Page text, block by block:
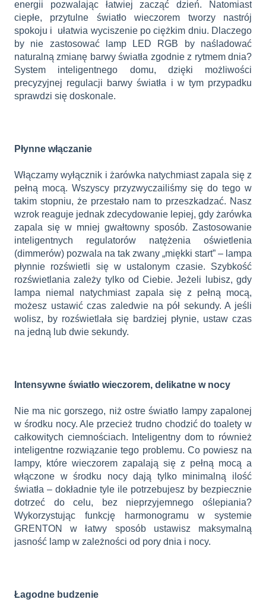
energii pozwalając łatwiej zacząć dzień. Natomiast
ciepłe, przytulne światło wieczorem tworzy nastrój
spokoju i ułatwia wyciszenie po ciężkim dniu. Dlaczego
by nie zastosować lamp LED RGB by naśladować
naturalną zmianę barwy światła zgodnie z rytmem dnia?
System inteligentnego domu, dzięki możliwości
precyzyjnej regulacji barwy światła i w tym przypadku
sprawdzi się doskonale.
Płynne włączanie
Włączamy wyłącznik i żarówka natychmiast zapala się z
pełną mocą. Wszyscy przyzwyczailiśmy się do tego w
takim stopniu, że przestało nam to przeszkadzać. Nasz
wzrok reaguje jednak zdecydowanie lepiej, gdy żarówka
zapala się w mniej gwałtowny sposób. Zastosowanie
inteligentnych regulatorów natężenia oświetlenia
(dimmerów) pozwala na tak zwany „miękki start” – lampa
płynnie rozświetli się w ustalonym czasie. Szybkość
rozświetlania zależy tylko od Ciebie. Jeżeli lubisz, gdy
lampa niemal natychmiast zapala się z pełną mocą,
możesz ustawić czas zaledwie na pół sekundy. A jeśli
wolisz, by rozświetlała się bardziej płynie, ustaw czas
na jedną lub dwie sekundy.
Intensywne światło wieczorem, delikatne w nocy
Nie ma nic gorszego, niż ostre światło lampy zapalonej
w środku nocy. Ale przecież trudno chodzić do toalety w
całkowitych ciemnościach. Inteligentny dom to również
inteligentne rozwiązanie tego problemu. Co powiesz na
lampy, które wieczorem zapalają się z pełną mocą a
włączone w środku nocy dają tylko minimalną ilość
światła – dokładnie tyle ile potrzebujesz by bezpiecznie
dotrzeć do celu, bez nieprzyjemnego oślepiania?
Wykorzystując funkcję harmonogramu w systemie
GRENTON w łatwy sposób ustawisz maksymalną
jasność lamp w zależności od pory dnia i nocy.
Łagodne budzenie